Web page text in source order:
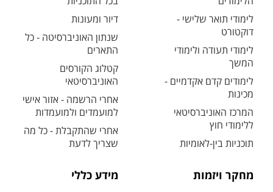
לימודי תואר שלישי -
דוקטורט
לימודי תעודה ולימודי
המשך
לימודים קדם אקדמיים -
מכינות
המרכז האוניברסיטאי
ללימודי חוץ
תוכניות בין-לאומיות
דיור ומעונות
שנתון האוניברסיטה - כל
התארים
קטלוג הקורסים
האוניברסיטאי
אחרי הרשמה - אזור אישי
למועמדים ולמועמדות
אחרי שהתקבלת - כל מה
שצריך לדעת
מחקר ויזמות מידע כללי